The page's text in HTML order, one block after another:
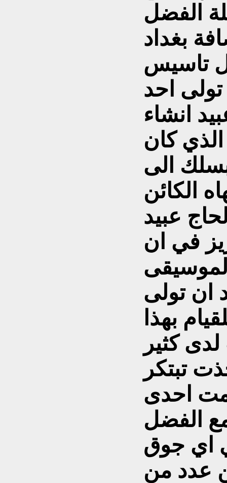
الفضل
بغداد
1932 وقبل تاسيس
تولى احد
انشاء
كان
الى
الكائن
عبيد
في ان
ان تولى
بهذا
كثير
تبتكر
احدى
الفضل
اي جوق
عدد من